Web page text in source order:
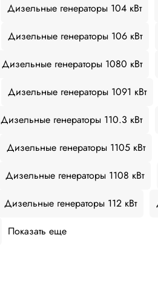
Дизельные генераторы 104 кВт
Дизельные генераторы 106 кВт
Дизельные генераторы 1080 кВт
Дизельные генераторы 1091 кВт
Дизельные генераторы 110.3 кВт
Дизельные генераторы 1105 кВт
Дизельные генераторы 1108 кВт
Дизельные генераторы 112 кВт
Показать еще